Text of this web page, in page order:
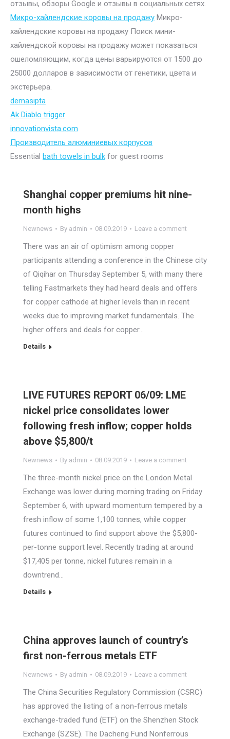
отзывы, обзоры Google и отзывы в социальных сетях.
Микро-хайлендские коровы на продажу Микро-
хайлендские коровы на продажу Поиск мини-
хайлендской коровы на продажу может показаться
ошеломляющим, когда цены варьируются от 1500 до
25000 долларов в зависимости от генетики, цвета и
экстерьера.
demasipta
Ak Diablo trigger
innovationvista.com
Производитель алюминиевых корпусов
Essential bath towels in bulk for guest rooms
Shanghai copper premiums hit nine-
month highs
Newnews By admin 08.09.2019 Leave a comment
There was an air of optimism among copper
participants attending a conference in the Chinese city
of Qiqihar on Thursday September 5, with many there
telling Fastmarkets they had heard deals and offers
for copper cathode at higher levels than in recent
weeks due to improving market fundamentals. The
higher offers and deals for copper…
Details
LIVE FUTURES REPORT 06/09: LME
nickel price consolidates lower
following fresh inflow; copper holds
above $5,800/t
Newnews By admin 08.09.2019 Leave a comment
The three-month nickel price on the London Metal
Exchange was lower during morning trading on Friday
September 6, with upward momentum tempered by a
fresh inflow of some 1,100 tonnes, while copper
futures continued to find support above the $5,800-
per-tonne support level. Recently trading at around
$17,405 per tonne, nickel futures remain in a
downtrend…
Details
China approves launch of country’s
first non-ferrous metals ETF
Newnews By admin 08.09.2019 Leave a comment
The China Securities Regulatory Commission (CSRC)
has approved the listing of a non-ferrous metals
exchange-traded fund (ETF) on the Shenzhen Stock
Exchange (SZSE). The Dacheng Fund Nonferrous